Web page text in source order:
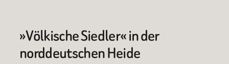
»Völkische Siedler« in der
norddeutschen Heide